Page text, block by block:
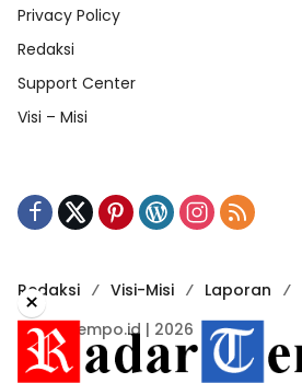
Privacy Policy
Redaksi
Support Center
Visi – Misi
Redaksi Visi-Misi Laporan
RadarTempo.id | 2026
×